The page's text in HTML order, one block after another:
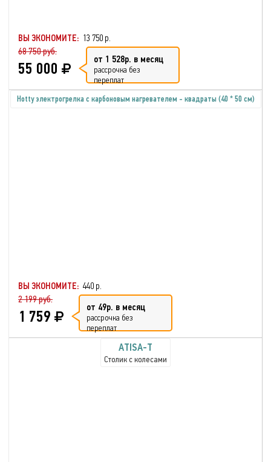
ВЫ ЭКОНОМИТЕ: 13 750 р.
68 750 руб.
55 000 от 1 528р. в месяц
рассрочка без
переплат
Hotty электрогрелка с карбоновым нагревателем - квадраты (40 * 50 см)
ВЫ ЭКОНОМИТЕ: 440 р.
2 199 руб.
1 759 от 49р. в месяц
рассрочка без
переплат
ATISA-T
Столик с колесами